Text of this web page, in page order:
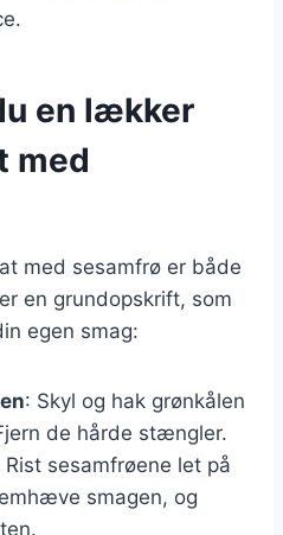
en lækker
med
med sesamfrø er både
en grundopskrift, som
egen smag:
: Skyl og hak grønkålen
de hårde stængler.
Rist sesamfrøene let på
smagen, og